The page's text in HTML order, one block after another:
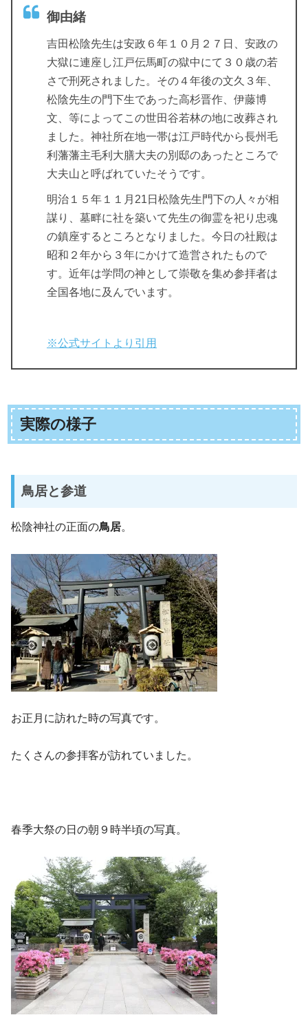
御由緒
吉田松陰先生は安政６年１０月２７日、安政の
大獄に連座し江戸伝馬町の獄中にて３０歳の若
さで刑死されました。その４年後の文久３年、
松陰先生の門下生であった高杉晋作、伊藤博
文、等によってこの世田谷若林の地に改葬され
ました。神社所在地一帯は江戸時代から長州毛
利藩藩主毛利大膳大夫の別邸のあったところで
大夫山と呼ばれていたそうです。
明治１５年１１月21日松陰先生門下の人々が相
謀り、墓畔に社を築いて先生の御霊を祀り忠魂
の鎮座するところとなりました。今日の社殿は
昭和２年から３年にかけて造営されたもので
す。近年は学問の神として崇敬を集め参拝者は
全国各地に及んでいます。
※公式サイトより引用
実際の様子
鳥居と参道
松陰神社の正面の鳥居。
お正月に訪れた時の写真です。
たくさんの参拝客が訪れていました。
春季大祭の日の朝９時半頃の写真。